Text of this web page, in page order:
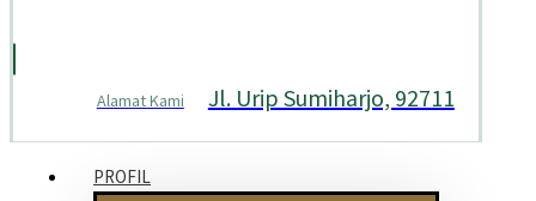
Alamat Kami Jl. Urip Sumiharjo, 92711
PROFIL